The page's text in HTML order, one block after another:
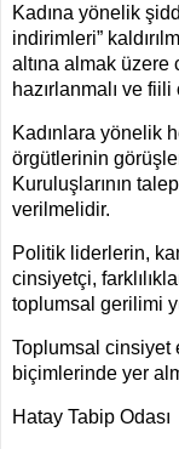
Kadına yönelik
indirimleri”
altına almak üzere
hazırlanmalı ve
Kadınlara yönelik
örgütlerinin
Kuruluşlarının
verilmelidir.
Politik liderlerin,
cinsiyetçi,
toplumsal gerilimi
Toplumsal cinsiyet
biçimlerinde yer
Hatay Tabip Odası